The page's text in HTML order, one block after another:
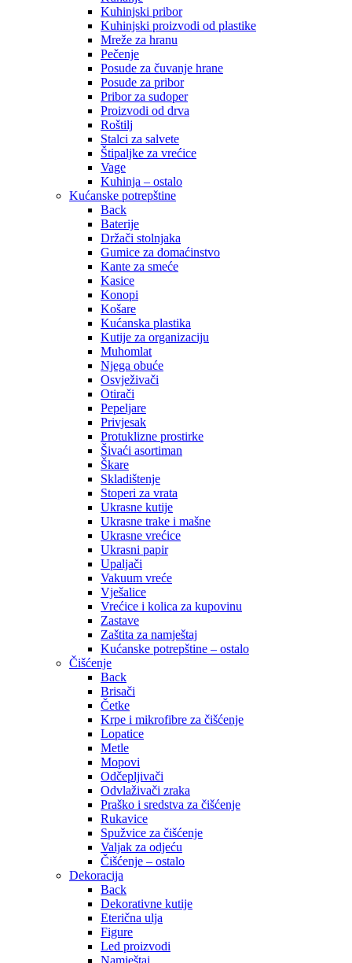
Kuhinjski pribor
Kuhinjski proizvodi od plastike
Mreže za hranu
Pečenje
Posude za čuvanje hrane
Posude za pribor
Pribor za sudoper
Proizvodi od drva
Roštilj
Stalci za salvete
Štipaljke za vrećice
Vage
Kuhinja – ostalo
Kućanske potrepštine
Back
Baterije
Držači stolnjaka
Gumice za domaćinstvo
Kante za smeće
Kasice
Konopi
Košare
Kućanska plastika
Kutije za organizaciju
Muhomlat
Njega obuće
Osvježivači
Otirači
Pepeljare
Privjesak
Protuklizne prostirke
Šivaći asortiman
Škare
Skladištenje
Stoperi za vrata
Ukrasne kutije
Ukrasne trake i mašne
Ukrasne vrećice
Ukrasni papir
Upaljači
Vakuum vreće
Vješalice
Vrećice i kolica za kupovinu
Zastave
Zaštita za namještaj
Kućanske potrepštine – ostalo
Čišćenje
Back
Brisači
Četke
Krpe i mikrofibre za čišćenje
Lopatice
Metle
Mopovi
Odčepljivači
Odvlaživači zraka
Praško i sredstva za čišćenje
Rukavice
Spužvice za čišćenje
Valjak za odjeću
Čišćenje – ostalo
Dekoracija
Back
Dekorativne kutije
Eterična ulja
Figure
Led proizvodi
Namještaj